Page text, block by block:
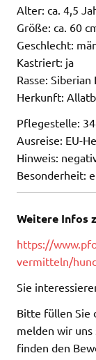
Alter: ca. 4,5
Größe: ca. 60
Geschlecht:
Kastriert: ja
Rasse: Siberian
Herkunft:
Pflegestelle:
Ausreise: EU-
Hinweis:
Besonderheit:
Weitere Infos
https://
vermitteln/
Sie
Bitte füllen Sie
melden wir uns
finden den